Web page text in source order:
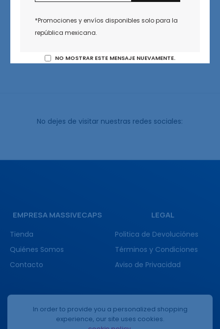
*Promociones y envíos disponibles solo para la
república mexicana.
NO MOSTRAR ESTE MENSAJE NUEVAMENTE.
No dejes de visitar nuestras redes sociales:
EMPRESA MASSIVECAPS
Tienda
Quiénes Somos
Contacto
LEGAL
Politica de Devoluciónes
Términos y Condiciones
Aviso de Privacidad
(+52) 3332336557
In order to provide you a personalized shopping
experience, our site uses cookies.